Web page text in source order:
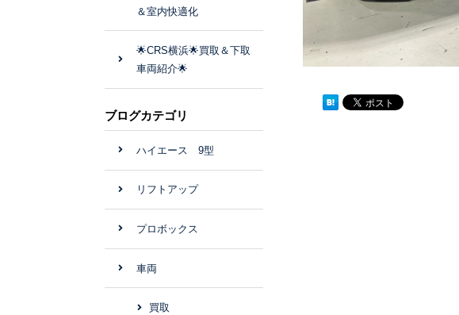
＆室内快適化
🌟CRS横浜🌟買取＆下取
車両紹介🌟
ブログカテゴリ
ハイエース 9型
リフトアップ
プロボックス
車両
買取